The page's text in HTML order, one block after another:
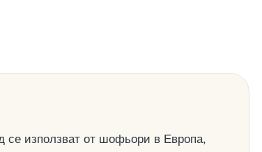
се използват от шофьори в Европа,